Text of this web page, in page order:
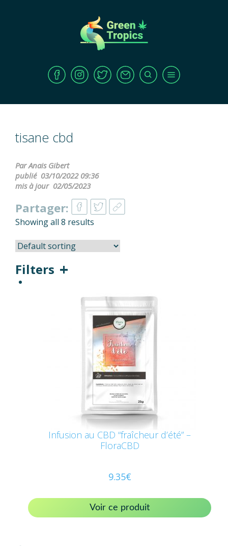
tisane cbd
Par Anais Gibert
publié 03/10/2022 09:36
mis à jour 02/05/2023
Partager:
Showing all 8 results
Infusion au CBD “fraîcheur d’été” –
FloraCBD
9.35€
Voir ce produit
Filters